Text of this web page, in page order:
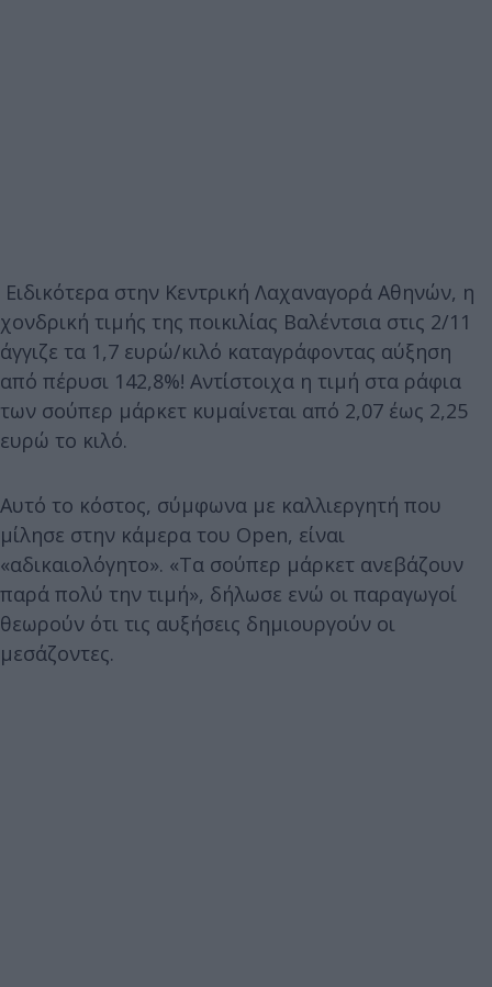
Ειδικότερα στην Κεντρική Λαχαναγορά Αθηνών, η
χονδρική τιμής της ποικιλίας Βαλέντσια στις 2/11
άγγιζε τα 1,7 ευρώ/κιλό καταγράφοντας αύξηση
από πέρυσι 142,8%! Αντίστοιχα η τιμή στα ράφια
των σούπερ μάρκετ κυμαίνεται από 2,07 έως 2,25
ευρώ το κιλό.
Αυτό το κόστος, σύμφωνα με καλλιεργητή που
μίλησε στην κάμερα του Open, είναι
«αδικαιολόγητο». «Τα σούπερ μάρκετ ανεβάζουν
παρά πολύ την τιμή», δήλωσε ενώ οι παραγωγοί
θεωρούν ότι τις αυξήσεις δημιουργούν οι
μεσάζοντες.